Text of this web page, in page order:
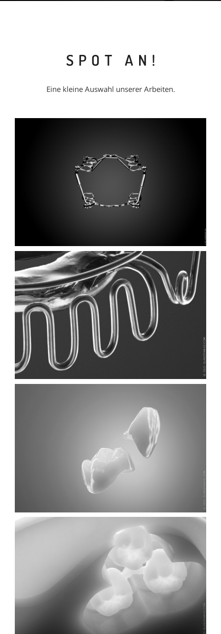
SPOT AN!
Eine kleine Auswahl unserer Arbeiten.
KFO FESTSITZEND
...
VOLLLKERAMISCHE KRONEN